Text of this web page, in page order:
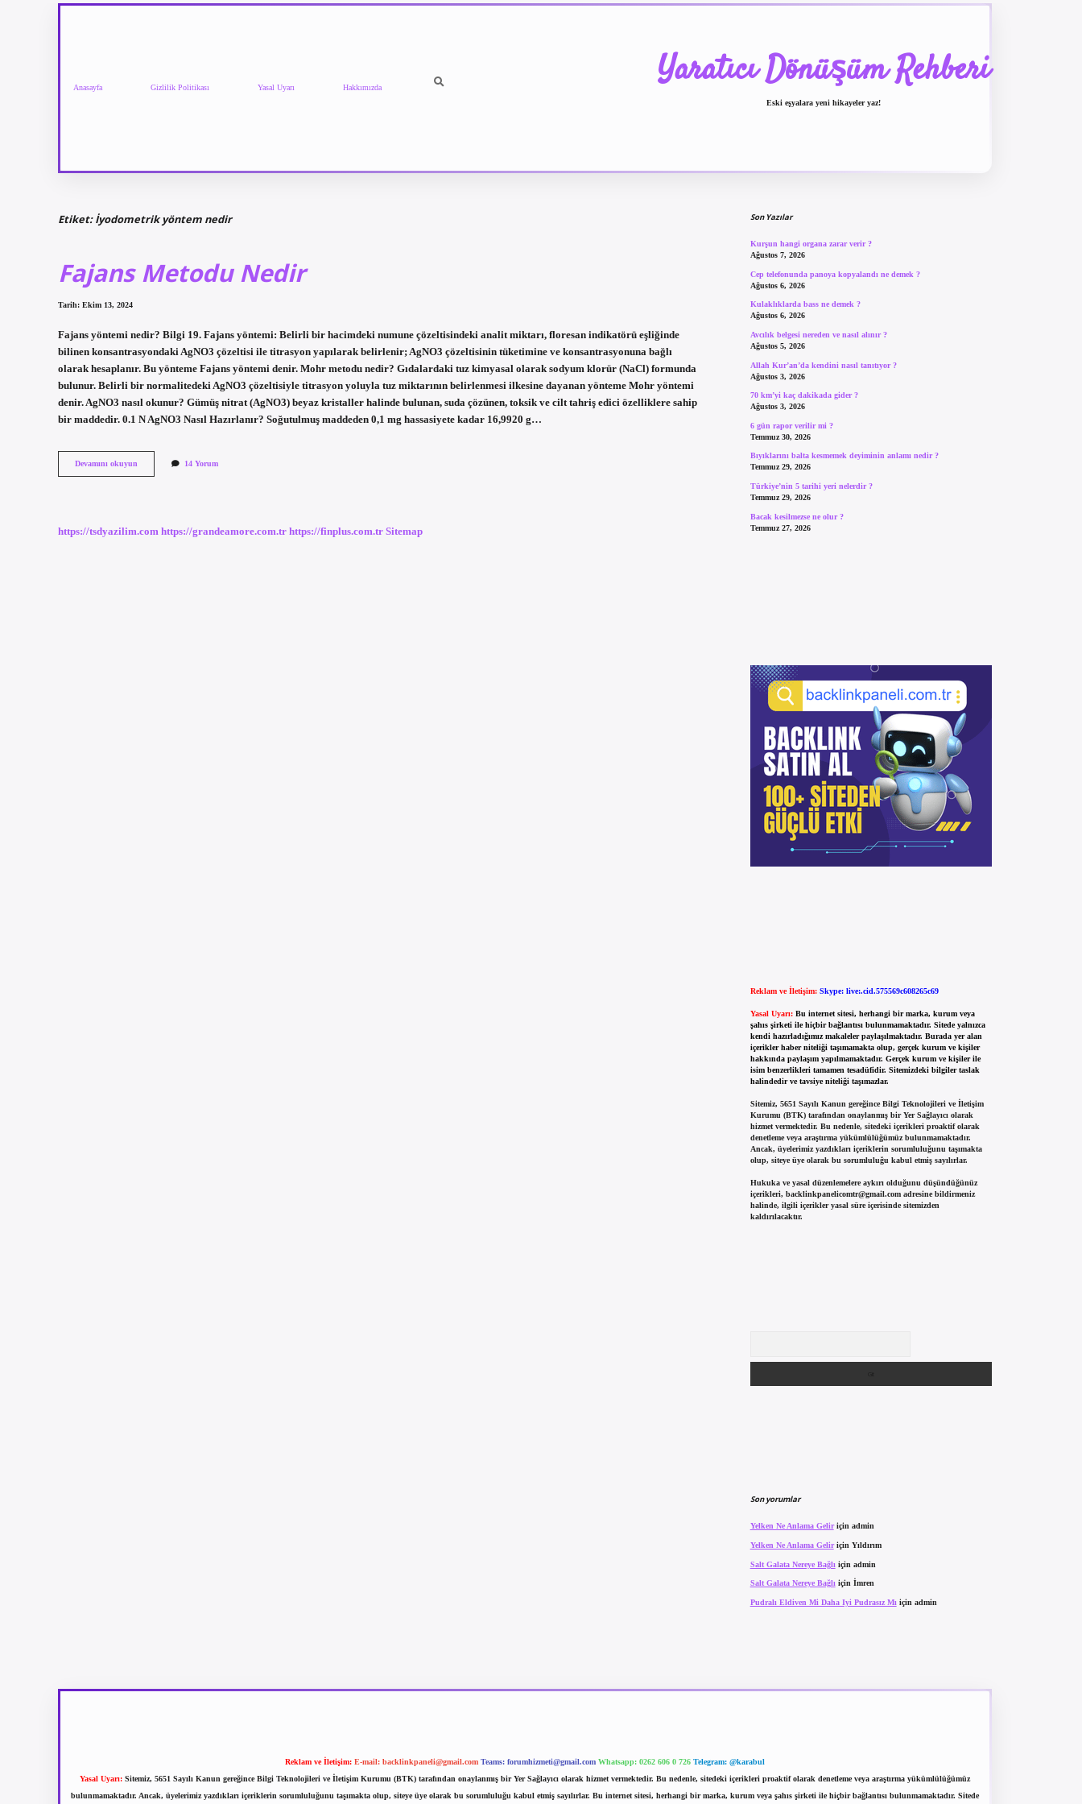
Anasayfa Gizlilik Politikası Yasal Uyarı Hakkımızda Yaratıcı Dönüşüm Rehberi
Eski eşyalara yeni hikayeler yaz!
Etiket:İyodometrik yöntem nedir
Fajans Metodu Nedir
Tarih: Ekim 13, 2024
Fajans yöntemi nedir? Bilgi 19. Fajans yöntemi: Belirli bir hacimdeki numune çözeltisindeki analit miktarı, floresan indikatörü eşliğinde
bilinen konsantrasyondaki AgNO3 çözeltisi ile titrasyon yapılarak belirlenir; AgNO3 çözeltisinin tüketimine ve konsantrasyonuna bağlı
olarak hesaplanır. Bu yönteme Fajans yöntemi denir. Mohr metodu nedir? Gıdalardaki tuz kimyasal olarak sodyum klorür (NaCl) formunda
bulunur. Belirli bir normalitedeki AgNO3 çözeltisiyle titrasyon yoluyla tuz miktarının belirlenmesi ilkesine dayanan yönteme Mohr yöntemi
denir. AgNO3 nasıl okunur? Gümüş nitrat (AgNO3) beyaz kristaller halinde bulunan, suda çözünen, toksik ve cilt tahriş edici özelliklere sahip
bir maddedir. 0.1 N AgNO3 Nasıl Hazırlanır? Soğutulmuş maddeden 0,1 mg hassasiyete kadar 16,9920 g…
Devamını okuyun
Metodu
14 Yorum
https://tsdyazilim.com https://grandeamore.com.tr https://finplus.com.tr Sitemap
Son Yazılar
Kurşun hangi organa zarar verir ?
Ağustos 7, 2026
Cep telefonunda panoya kopyalandı ne demek ?
Ağustos 6, 2026
Kulaklıklarda bass ne demek ?
Ağustos 6, 2026
Avcılık belgesi nereden ve nasıl alınır ?
Ağustos 5, 2026
Allah Kur’an’da kendini nasıl tanıtıyor ?
Ağustos 3, 2026
70 km’yi kaç dakikada gider ?
Ağustos 3, 2026
6 gün rapor verilir mi ?
Temmuz 30, 2026
Bıyıklarını balta kesmemek deyiminin anlamı nedir ?
Temmuz 29, 2026
Türkiye’nin 5 tarihi yeri nelerdir ?
Temmuz 29, 2026
Bacak kesilmezse ne olur ?
Temmuz 27, 2026
Reklam ve İletişim: Skype: live:.cid.575569c608265c69
Yasal Uyarı: Bu internet sitesi, herhangi bir marka, kurum veya
şahıs şirketi ile hiçbir bağlantısı bulunmamaktadır. Sitede yalnızca
kendi hazırladığımız makaleler paylaşılmaktadır. Burada yer alan
içerikler haber niteliği taşımamakta olup, gerçek kurum ve kişiler
hakkında paylaşım yapılmamaktadır. Gerçek kurum ve kişiler ile
isim benzerlikleri tamamen tesadüfidir. Sitemizdeki bilgiler taslak
halindedir ve tavsiye niteliği taşımazlar.
Sitemiz, 5651 Sayılı Kanun gereğince Bilgi Teknolojileri ve İletişim
Kurumu (BTK) tarafından onaylanmış bir Yer Sağlayıcı olarak
hizmet vermektedir. Bu nedenle, sitedeki içerikleri proaktif olarak
denetleme veya araştırma yükümlülüğümüz bulunmamaktadır.
Ancak, üyelerimiz yazdıkları içeriklerin sorumluluğunu taşımakta
olup, siteye üye olarak bu sorumluluğu kabul etmiş sayılırlar.
Hukuka ve yasal düzenlemelere aykırı olduğunu düşündüğünüz
içerikleri, backlinkpanelicomtr@gmail.comadresine bildirmeniz
halinde, ilgili içerikler yasal süre içerisinde sitemizden
kaldırılacaktır.
Son yorumlar
Yelken Ne Anlama Geliriçin admin
Yelken Ne Anlama Geliriçin Yıldırım
Salt Galata Nereye Bağlı için admin
Salt Galata Nereye Bağlı için İmren
Pudralı Eldiven Mi Daha Iyi Pudrasız Mı için admin
Reklam ve İletişim: E-mail: backlinkpaneli@gmail.com Teams: forumhizmeti@gmail.com Whatsapp: 0262 606 0 726 Telegram: @karabul
Yasal Uyarı: Sitemiz, 5651 Sayılı Kanun gereğince Bilgi Teknolojileri ve İletişim Kurumu (BTK) tarafından onaylanmış bir Yer Sağlayıcı olarak hizmet vermektedir. Bu nedenle, sitedeki içerikleri proaktif olarak denetleme veya araştırma yükümlülüğümüz
bulunmamaktadır. Ancak, üyelerimiz yazdıkları içeriklerin sorumluluğunu taşımakta olup, siteye üye olarak bu sorumluluğu kabul etmiş sayılırlar. Bu internet sitesi, herhangi bir marka, kurum veya şahıs şirketi ile hiçbir bağlantısı bulunmamaktadır. Sitede